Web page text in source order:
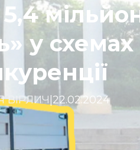
у
ВІРЛИЧ 22.02.2024